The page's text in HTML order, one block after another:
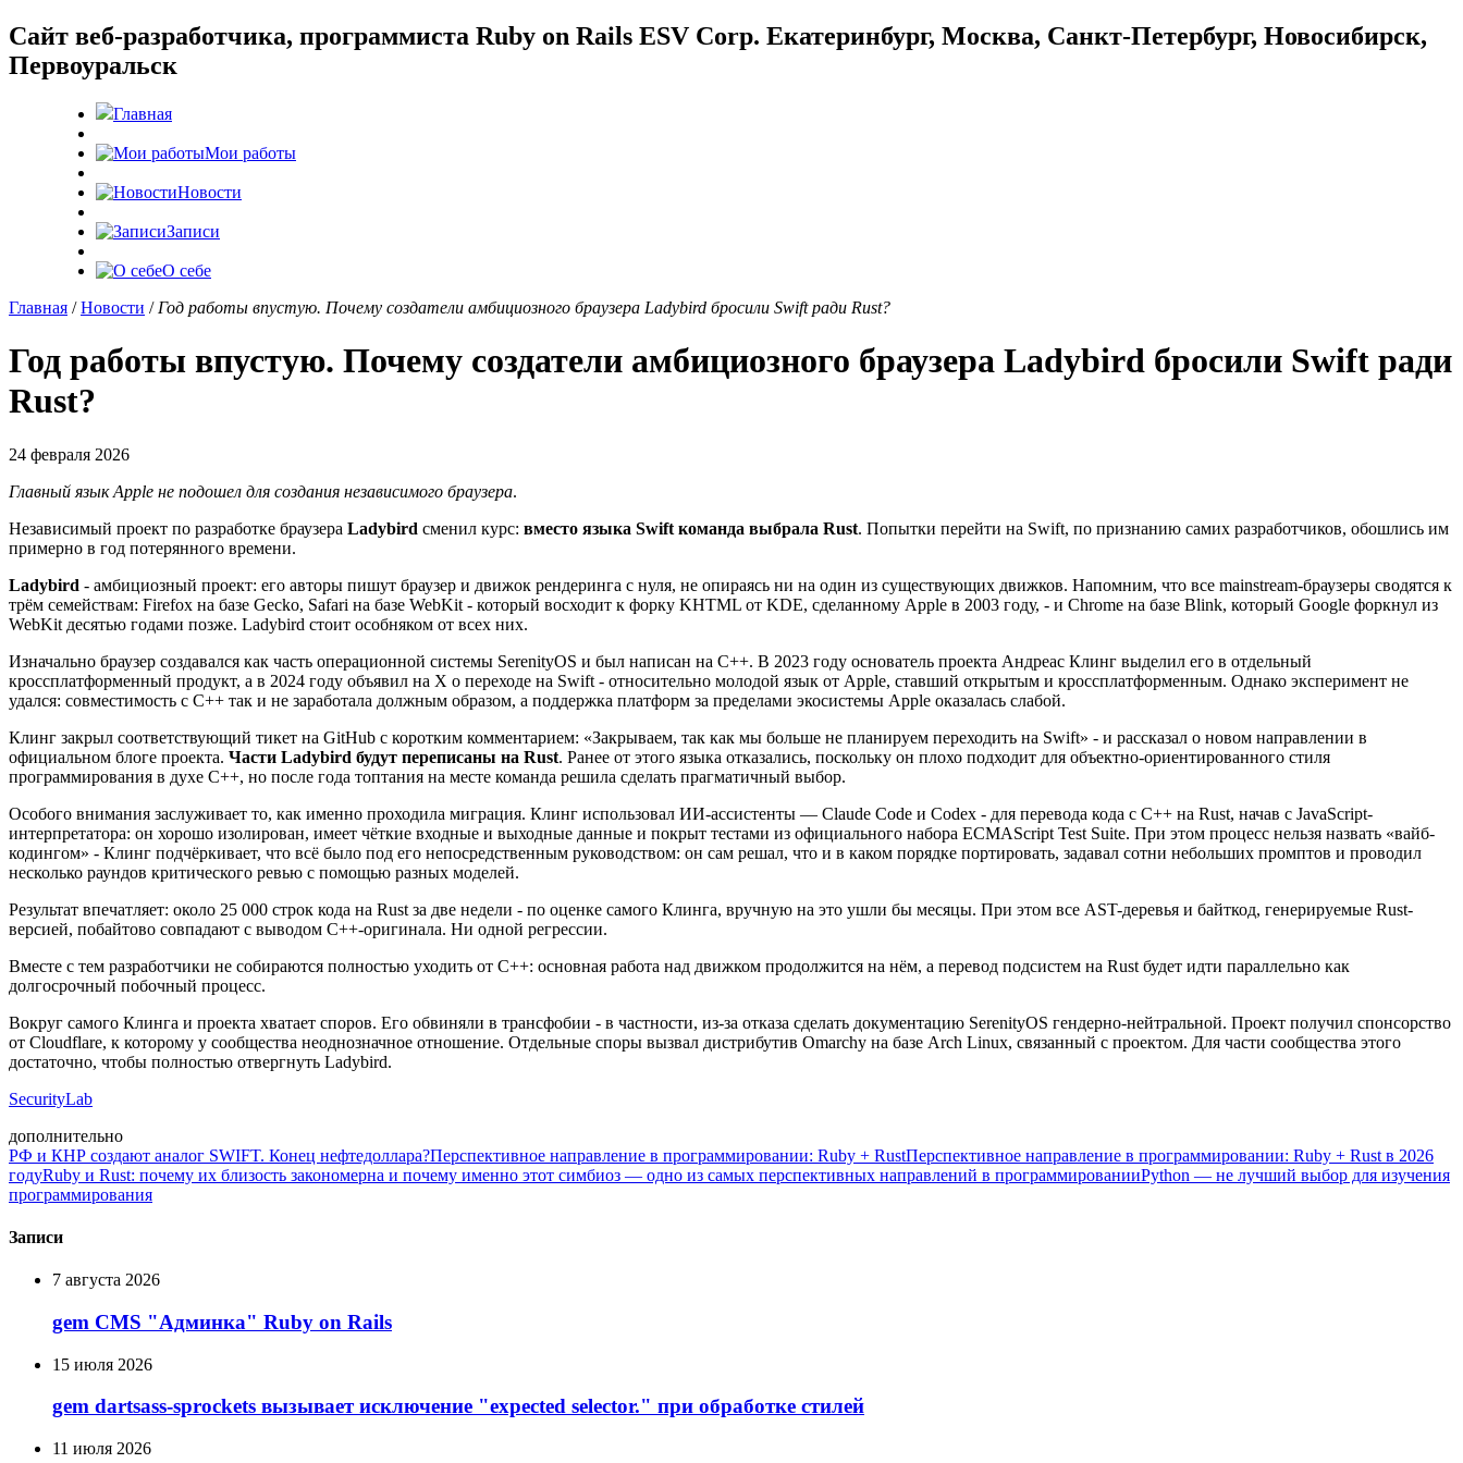
Cайт веб-разработчика, программиста Ruby on Rails ESV Corp. Екатеринбург, Москва, Санкт-Петербург, Новосибирск,
Первоуральск
Главная
Мои работы
Новости
Записи
О себе
Главная /Новости / Год работы впустую. Почему создатели амбициозного браузера Ladybird бросили Swift ради Rust?
Год работы впустую. Почему создатели амбициозного браузера Ladybird бросили Swift ради
Rust?
24 февраля 2026
Главный язык Apple не подошел для создания независимого браузера.
Независимый проект по разработке браузера Ladybird сменил курс: вместо языка Swift команда выбрала Rust. Попытки перейти на Swift, по признанию самих разработчиков, обошлись им
примерно в год потерянного времени.
Ladybird - амбициозный проект: его авторы пишут браузер и движок рендеринга с нуля, не опираясь ни на один из существующих движков. Напомним, что все mainstream-браузеры сводятся к
трём семействам: Firefox на базе Gecko, Safari на базе WebKit - который восходит к форку KHTML от KDE, сделанному Apple в 2003 году, - и Chrome на базе Blink, который Google форкнул из
WebKit десятью годами позже. Ladybird стоит особняком от всех них.
Изначально браузер создавался как часть операционной системы SerenityOS и был написан на C++. В 2023 году основатель проекта Андреас Клинг выделил его в отдельный
кроссплатформенный продукт, а в 2024 году объявил на X о переходе на Swift - относительно молодой язык от Apple, ставший открытым и кроссплатформенным. Однако эксперимент не
удался: совместимость с C++ так и не заработала должным образом, а поддержка платформ за пределами экосистемы Apple оказалась слабой.
Клинг закрыл соответствующий тикет на GitHub с коротким комментарием: «Закрываем, так как мы больше не планируем переходить на Swift» - и рассказал о новом направлении в
официальном блоге проекта. Части Ladybird будут переписаны на Rust. Ранее от этого языка отказались, поскольку он плохо подходит для объектно-ориентированного стиля
программирования в духе C++, но после года топтания на месте команда решила сделать прагматичный выбор.
Особого внимания заслуживает то, как именно проходила миграция. Клинг использовал ИИ-ассистенты — Claude Code и Codex - для перевода кода с C++ на Rust, начав с JavaScript-
интерпретатора: он хорошо изолирован, имеет чёткие входные и выходные данные и покрыт тестами из официального набора ECMAScript Test Suite. При этом процесс нельзя назвать «вайб-
кодингом» - Клинг подчёркивает, что всё было под его непосредственным руководством: он сам решал, что и в каком порядке портировать, задавал сотни небольших промптов и проводил
несколько раундов критического ревью с помощью разных моделей.
Результат впечатляет: около 25 000 строк кода на Rust за две недели - по оценке самого Клинга, вручную на это ушли бы месяцы. При этом все AST-деревья и байткод, генерируемые Rust-
версией, побайтово совпадают с выводом C++-оригинала. Ни одной регрессии.
Вместе с тем разработчики не собираются полностью уходить от C++: основная работа над движком продолжится на нём, а перевод подсистем на Rust будет идти параллельно как
долгосрочный побочный процесс.
Вокруг самого Клинга и проекта хватает споров. Его обвиняли в трансфобии - в частности, из-за отказа сделать документацию SerenityOS гендерно-нейтральной. Проект получил спонсорство
от Cloudflare, к которому у сообщества неоднозначное отношение. Отдельные споры вызвал дистрибутив Omarchy на базе Arch Linux, связанный с проектом. Для части сообщества этого
достаточно, чтобы полностью отвергнуть Ladybird.
SecurityLab
дополнительно
РФ и КНР создают аналог SWIFT. Конец нефтедоллара?Перспективное направление в программировании: Ruby + RustПерспективное направление в программировании: Ruby + Rust в 2026
годуRuby и Rust: почему их близость закономерна и почему именно этот симбиоз — одно из самых перспективных направлений в программированииPython — не лучший выбор для изучения
программирования
Записи
7 августа 2026
gem CMS "Админка" Ruby on Rails
15 июля 2026
gem dartsass-sprockets вызывает исключение "expected selector." при обработке стилей
11 июля 2026